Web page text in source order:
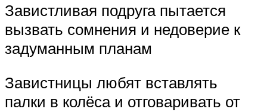
Завистливая подруга пытается
вызвать сомнения и недоверие к
задуманным планам
Завистницы любят вставлять
палки в колёса и отговаривать от